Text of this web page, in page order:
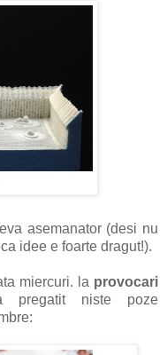
asemanator (desi nu
idee e foarte dragut!).
miercuri. la provocari
pregatit niste poze